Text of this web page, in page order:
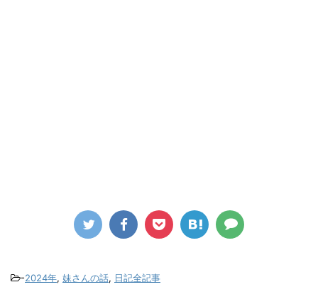
-2024年, 妹さんの話, 日記全記事